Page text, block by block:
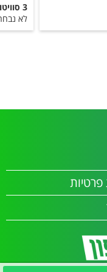
3 סוויטות + 2 וילות
לא
פרטיות